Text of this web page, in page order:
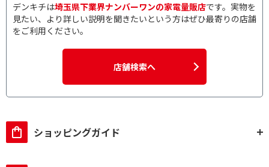
デンキチは埼玉県下業界ナンバーワンの家電量販店です。実物を
見たい、より詳しい説明を聞きたいという方はぜひ最寄りの店舗
をご利用ください。
店舗検索へ
ショッピングガイド